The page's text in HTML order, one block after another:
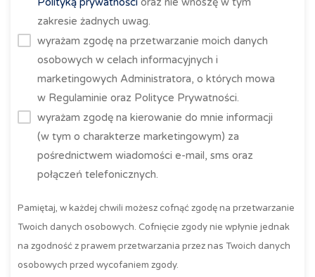
zakresie żadnych uwag.
wyrażam zgodę na przetwarzanie moich danych
osobowych w celach informacyjnych i
marketingowych Administratora, o których mowa
w Regulaminie oraz Polityce Prywatności.
wyrażam zgodę na kierowanie do mnie informacji
(w tym o charakterze marketingowym) za
pośrednictwem wiadomości e-mail, sms oraz
połączeń telefonicznych.
Pamiętaj, w każdej chwili możesz cofnąć zgodę na przetwarzanie
Twoich danych osobowych. Cofnięcie zgody nie wpłynie jednak
na zgodność z prawem przetwarzania przez nas Twoich danych
osobowych przed wycofaniem zgody.